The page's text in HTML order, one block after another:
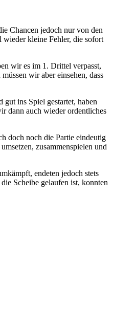
Chancen jedoch nur von den
wieder kleine Fehler, die sofort
wir es im 1. Drittel verpasst,
wir aber einsehen, dass
ins Spiel gestartet, haben
dann auch wieder ordentliches
doch noch die Partie eindeutig
zusammenspielen und
endeten jedoch stets
Scheibe gelaufen ist, konnten